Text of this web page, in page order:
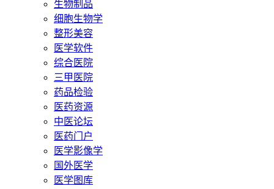
生物制品
细胞生物学
整形美容
医学软件
综合医院
三甲医院
药品检验
医药资源
中医论坛
医药门户
医学影像学
国外医学
医学图库